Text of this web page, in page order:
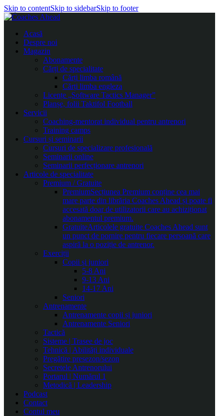
Skip to contentSkip to sidebarSkip to footer
Acasă
Despre noi
Magazin
Abonamente
Cărți de specialitate
Cărți limba română
Cărți limba engleza
Licențe „Software Tactics Manager”
Planșe, folii Taktifol Football
Servicii
Coaching-mentorat individual pentru antrenori
Training camps
Cursuri și seminarii
Cursuri de specializare profesională
Seminarii online
Seminarii perfecționare antrenori
Articole de specialitate
Premium / Gratuite
PremiumSecțiunea Premium conține cea mai
mare parte din librăria Coaches Ahead și poate fi
accesată doar de utilizatorii care au achiziționat
abonamentul premium.
GratuiteArticolele gratuite Coaches Ahead sunt
un punct de pornire pentru fiecare persoană care
aspiră la o poziție de antrenor.
Exerciții
Copii și juniori
5-8 Ani
9-13 Ani
14-17 Ani
Seniori
Antrenamente
Antrenamente copii și juniori
Antrenamente Seniori
Tactică
Sisteme | Trasee de joc
Tehnică | Abilități individuale
Pregătire presezon/sezon
Secretele Antrenorului
Portarul | Numărul 1
Metodică | Leadership
Podcast
Contact
Contul meu